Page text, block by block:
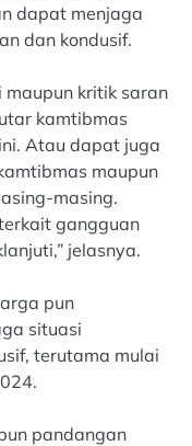
dapat menjaga
dan kondusif.
maupun kritik saran
kamtibmas
Atau dapat juga
maupun
masing.
gangguan
jelasnya.
pun
situasi
terutama mulai
pandangan